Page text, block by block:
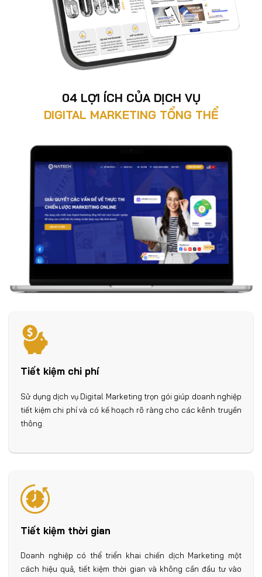
04 LỢI ÍCH CỦA DỊCH VỤ
DIGITAL MARKETING TỔNG THỂ
Tiết kiệm chi phí
Sử dụng dịch vụ Digital Marketing trọn gói giúp doanh nghiệp
tiết kiệm chi phí và có kế hoạch rõ ràng cho các kênh truyền
thông.
Tiết kiệm thời gian
Doanh nghiệp có thể triển khai chiến dịch Marketing một
cách hiệu quả, tiết kiệm thời gian và không cần đầu tư vào